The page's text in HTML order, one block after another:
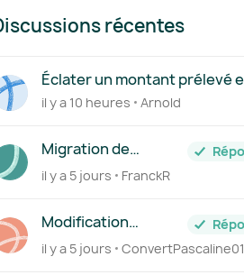
récentes
Éclater un montant prélevé
plusieurs comptes via le
des règles
il y a 10 heures Arnold
Migration de
Transfert Banque
vers Pennylane
il y a 5 jours
FranckR
Modification
information client
il y a 5 jours
ConvertPascaline01